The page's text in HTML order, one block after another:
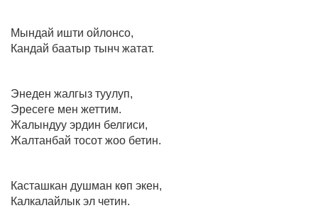
Мындай ишти ойлонсо,
Кандай баатыр тынч жатат.
Энеден жалгыз туулуп,
Эресеге мен жеттим.
Жалындуу эрдин белгиси,
Жалтанбай тосот жоо бетин.
Касташкан душман көп экен,
Калкалайлык эл четин.